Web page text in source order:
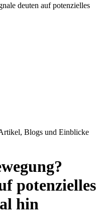
deuten auf potenzielles
Blogs und Einblicke
potenzielles
hin